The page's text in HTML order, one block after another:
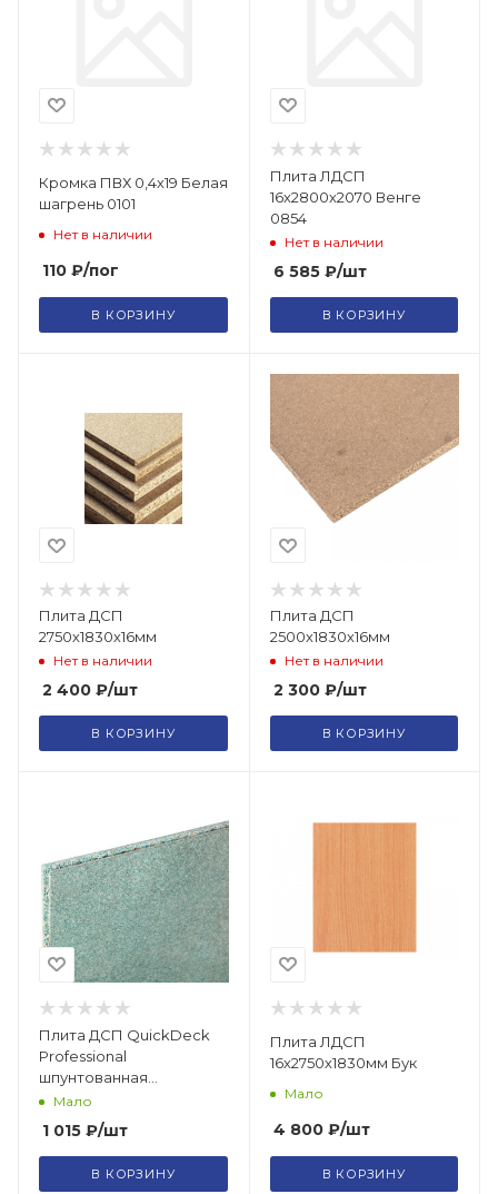
Кромка ПВХ 0,4х19 Белая
шагрень 0101
Нет в наличии
110 ₽/пог
В КОРЗИНУ
Плита ЛДСП
16х2800х2070 Венге
0854
Нет в наличии
6 585₽/шт
В КОРЗИНУ
Плита ДСП
2750х1830х16мм
Нет в наличии
2 400 ₽/шт
В КОРЗИНУ
Плита ДСП
2500х1830х16мм
Нет в наличии
2 300₽/шт
В КОРЗИНУ
Плита ДСП QuickDeck
Professional
шпунтованная
влагостойкая P5 Е1
1830х600х22
Мало
1 015 ₽/шт
В КОРЗИНУ
Плита ЛДСП
16х2750х1830мм Бук
Мало
4 800₽/шт
В КОРЗИНУ